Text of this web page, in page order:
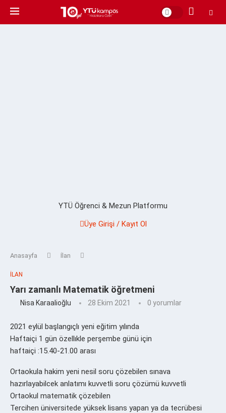
YTÜ Öğrenci & Mezun Platformu
Üye Girişi / Kayıt Ol
Anasayfa İlan
İLAN
Yarı zamanlı Matematik öğretmeni
Nisa Karaalioğlu 28 Ekim 2021 0 yorumlar
2021 eylül başlangıçlı yeni eğitim yılında
Haftaiçi 1 gün özellıkle perşembe günü için
haftaiçi :15.40-21.00 arası
Ortaokula hakim yeni nesil soru çözebilen sınava
hazırlayabilcek anlatımı kuvvetli soru çözümü kuvvetli
Ortaokul matematik çözebilen
Tercihen üniversitede yüksek lisans yapan ya da tecrübesi